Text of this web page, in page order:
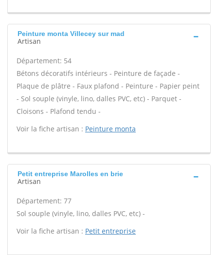
Peinture monta Villecey sur mad
Artisan
Département: 54
Bétons décoratifs intérieurs - Peinture de façade -
Plaque de plâtre - Faux plafond - Peinture - Papier peint
- Sol souple (vinyle, lino, dalles PVC, etc) - Parquet -
Cloisons - Plafond tendu -
Voir la fiche artisan : Peinture monta
Petit entreprise Marolles en brie
Artisan
Département: 77
Sol souple (vinyle, lino, dalles PVC, etc) -
Voir la fiche artisan : Petit entreprise